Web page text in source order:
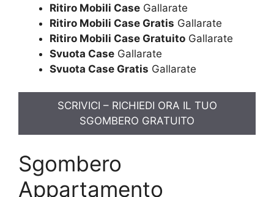
Ritiro Mobili Case Gallarate
Ritiro Mobili Case Gratis Gallarate
Ritiro Mobili Case Gratuito Gallarate
Svuota Case Gallarate
Svuota Case Gratis Gallarate
SCRIVICI – RICHIEDI ORA IL TUO
SGOMBERO GRATUITO
Sgombero
Appartamento